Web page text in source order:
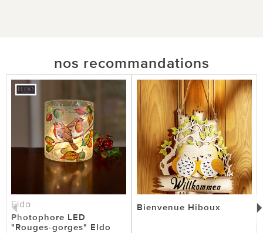
nos recommandations
Eldo
Photophore LED
"Rouges-gorges" Eldo
Bienvenue Hiboux